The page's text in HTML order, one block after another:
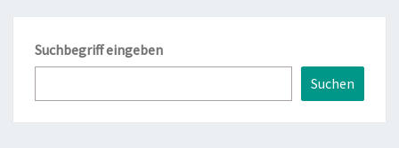
Suchbegriff eingeben
Suchen